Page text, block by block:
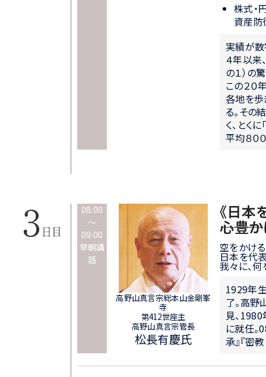
株式・
資産防
実績が数
４年以来
の１）の
この２０
各地を歩
る。その
く、とく
平均８０
08:00
～
09:00
早朝講
話
高野山真言宗総本山金剛峯
寺
第412世座主
高野山真言宗管長
松長有慶氏
《日本
―――心豊
空をかける
日本を代
我々に、
1929年
了。高野
見、
に就任
承』『密